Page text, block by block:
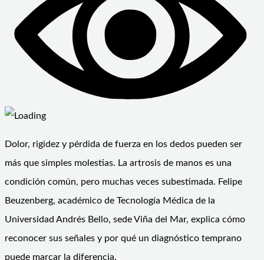
Dolor, rigidez y pérdida de fuerza en los dedos pueden ser
más que simples molestias. La artrosis de manos es una
condición común, pero muchas veces subestimada. Felipe
Beuzenberg, académico de Tecnología Médica de la
Universidad Andrés Bello, sede Viña del Mar, explica cómo
reconocer sus señales y por qué un diagnóstico temprano
puede marcar la diferencia.